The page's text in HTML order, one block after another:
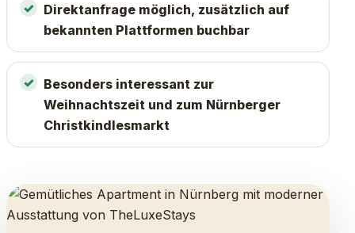
Direktanfrage möglich, zusätzlich auf
bekannten Plattformen buchbar
Besonders interessant zur
Weihnachtszeit und zum Nürnberger
Christkindlesmarkt